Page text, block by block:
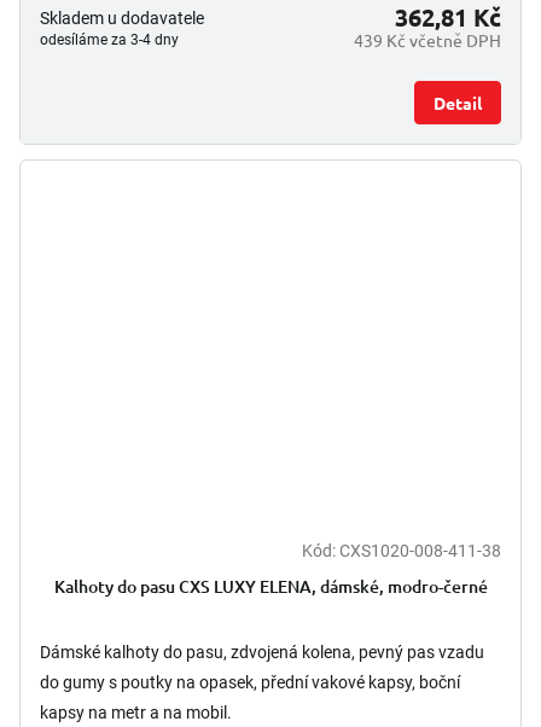
Skladem u dodavatele
odesíláme za 3-4 dny 439 Kč včetně DPH
362,81 Kč
Detail
Kód:CXS1020-008-411-38
Kalhoty do pasu CXS LUXY ELENA, dámské, modro-černé
Dámské kalhoty do pasu, zdvojená kolena, pevný pas vzadu
do gumy s poutky na opasek, přední vakové kapsy, boční
kapsy na metr a na mobil.